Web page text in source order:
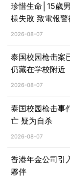
珍惜生命│15歲
様失敗 致電報
2026-08-07
泰国校园枪击案
仍藏在学校附近
2026-08-07
泰国校园枪击事
亡 疑为自杀
2026-08-07
香港年金公司引
夥伴